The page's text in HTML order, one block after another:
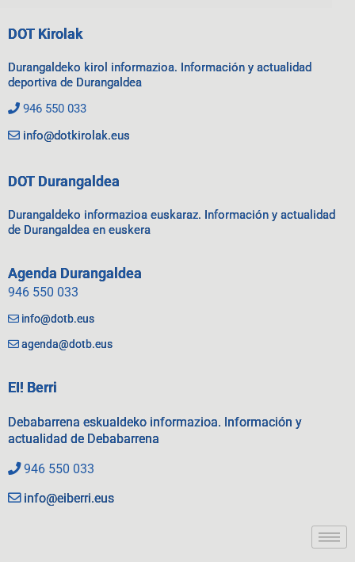
DOT Kirolak
Durangaldeko kirol informazioa. Información y actualidad
deportiva de Durangaldea
946 550 033
info@dotkirolak.eus
DOT Durangaldea
Durangaldeko informazioa euskaraz. Información y actualidad
de Durangaldea en euskera
Agenda Durangaldea
946 550 033
info@dotb.eus
agenda@dotb.eus
EI! Berri
Debabarrena eskualdeko informazioa. Información y
actualidad de Debabarrena
946 550 033
info@eiberri.eus